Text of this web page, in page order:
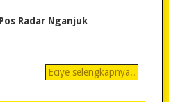
Radar Nganjuk
Eciye selengkapnya..